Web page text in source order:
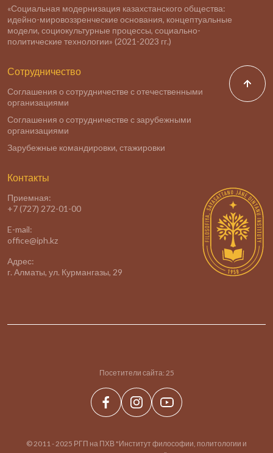
«Социальная модернизация казахстанского общества:
идейно-мировоззренческие основания, концептуальные
модели, социокультурные процессы, социально-
политические технологии» (2021-2023 гг.)
Сотрудничество
Соглашения о сотрудничестве с отечественными
организациями
Соглашения о сотрудничестве с зарубежными
организациями
Зарубежные командировки, стажировки
Контакты
Приемная:
+7 (727) 272-01-00
E-mail:
office@iph.kz
Адрес:
г. Алматы, ул. Курмангазы, 29
Посетители сайта: 25
© 2011 - 2025 РГП на ПХВ "Институт философии, политологии и